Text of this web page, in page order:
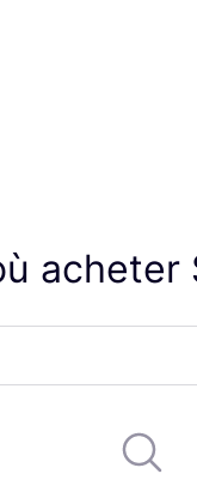
acheter